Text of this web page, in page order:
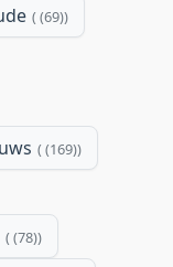
(69)
(169)
(78)